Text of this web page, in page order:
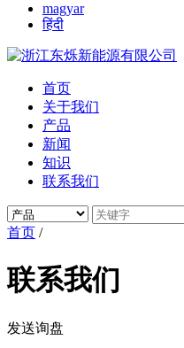
magyar
हिंदी
首页
关于我们
产品
新闻
知识
联系我们
首页 /
联系我们
发送询盘